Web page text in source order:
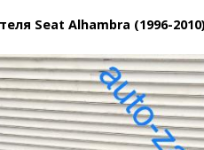
Seat Alhambra (1996-